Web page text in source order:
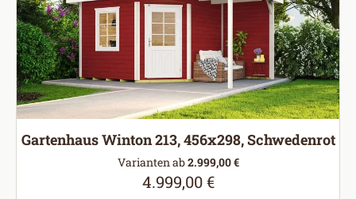
Gartenhaus Winton 213, 456x298, Schwedenrot
Varianten ab2.999,00 €
Regulärer Preis:
4.999,00 €